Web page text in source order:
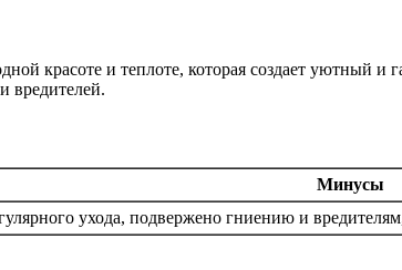
красоте и теплоте, которая создает
вредителей.
Минусы
ухода, подвержено гниению и